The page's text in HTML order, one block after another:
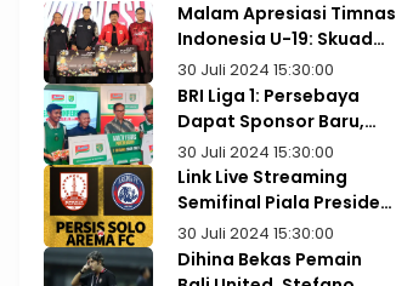
Malam Apresiasi Timnas
Indonesia U-19: Skuad
Garuda Nusantara
Dapat Bonus Rp1 Miliar
30 Juli 2024 15:30:00
BRI Liga 1: Persebaya
Dapat Sponsor Baru,
Teken Kontrak sampai
Usia 100 Tahun
30 Juli 2024 15:30:00
Link Live Streaming
Semifinal Piala Presiden
2024 di Vidio: Persis Vs
Arema
30 Juli 2024 15:30:00
Dihina Bekas Pemain